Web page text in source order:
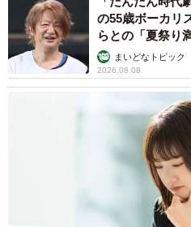
の55歳ボーカリ
らとの「夏祭り
まいどなトピック
2026.08.08